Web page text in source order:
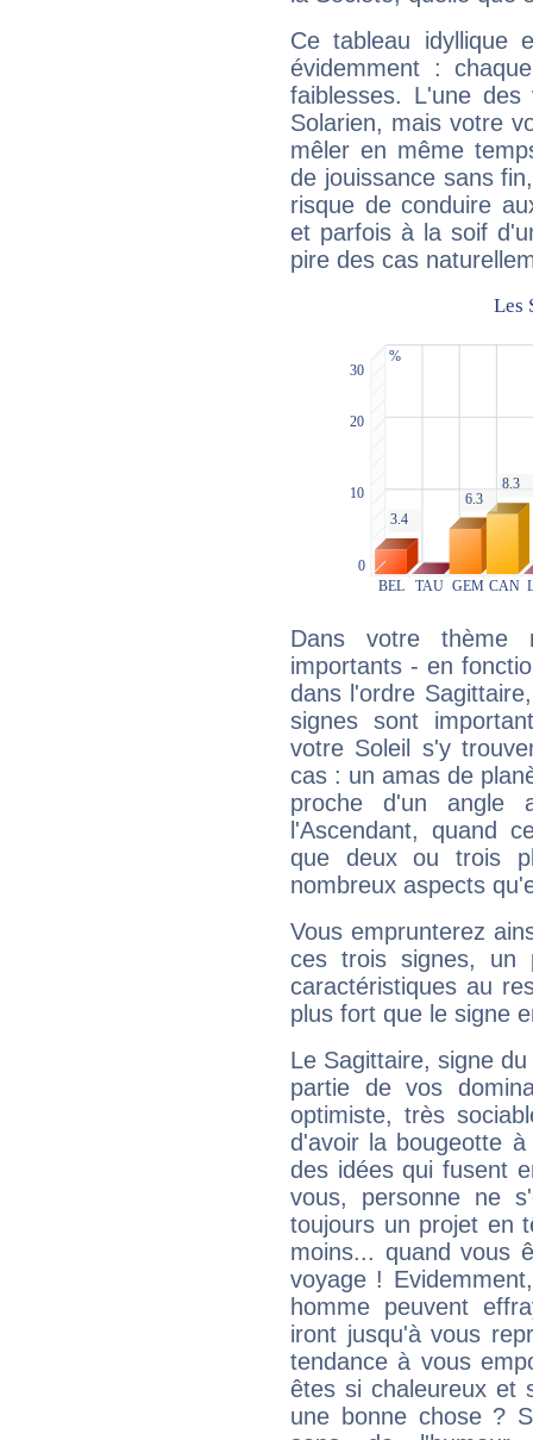
Ce tableau idyllique
évidemment :
faiblesses. L'une
Solarien, mais votre
mêler en même
de jouissance sans
risque de conduire
et parfois à la soif
pire des cas
Dans votre thème
importants - en
dans l'ordre
signes sont
votre Soleil s'y
cas : un amas de
proche d'un
l'Ascendant, quand
que deux ou trois
nombreux aspects
Vous emprunterez
ces trois signes, un
caractéristiques au
plus fort que le signe
Le Sagittaire, signe
partie de vos
optimiste, très
d'avoir la bougeotte
des idées qui fusent
vous, personne ne
toujours un projet en
moins... quand vous
voyage !
homme peuvent
iront jusqu'à vous
tendance à vous
êtes si chaleureux et
une bonne chose ?